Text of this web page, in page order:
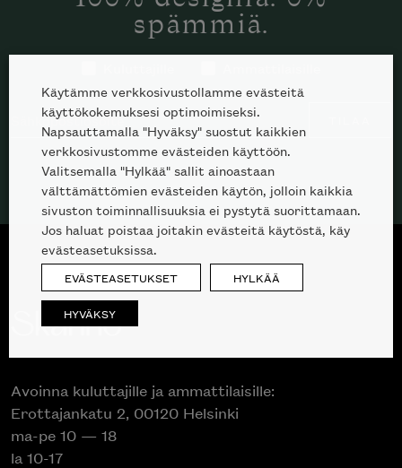
spämmiä.
Avoinna kuluttajille ja ammattilaisille:
Erottajankatu 2, 00120 Helsinki
ma-pe 10 — 18
la 10-17
huonekalumallistosta.
Käytämme verkkosivustollamme evästeitä
käyttökokemuksesi optimoimiseksi.
Napsauttamalla "Hyväksy" suostut kaikkien
verkkosivustomme evästeiden käyttöön.
Valitsemalla "Hylkää" sallit ainoastaan
välttämättömien evästeiden käytön, jolloin kaikkia
sivuston toiminnallisuuksia ei pystytä suorittamaan.
Jos haluat poistaa joitakin evästeitä käytöstä, käy
evästeasetuksissa.
EVÄSTEASETUKSET HYLKÄÄ
HYVÄKSY